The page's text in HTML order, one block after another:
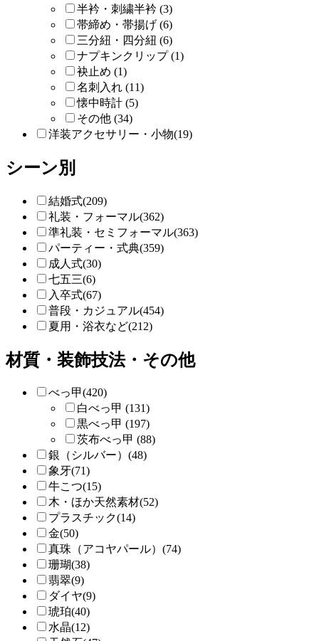
半衿・刺繍半衿 (3)
帯締め・帯揚げ (6)
三分紐・四分紐 (6)
ナプキンクリップ (1)
袂止め (1)
名刺入れ (11)
懐中時計 (5)
その他 (34)
洋装アクセサリー・小物(19)
シーン別
結婚式(209)
礼装・フォーマル(362)
準礼装・セミフォーマル(363)
パーティー・式典(359)
成人式(30)
七五三(6)
入卒式(67)
普段・カジュアル(454)
夏用・浴衣など(212)
材質・装飾技法・その他
べっ甲(420)
白べっ甲 (131)
黒べっ甲 (197)
茨布べっ甲 (88)
銀（シルバー）(48)
象牙(71)
牛こつ(15)
木・ほか天然素材(52)
プラスチック(14)
金(50)
真珠（アコヤパール）(74)
珊瑚(38)
翡翠(9)
ダイヤ(9)
琥珀(40)
水晶(12)